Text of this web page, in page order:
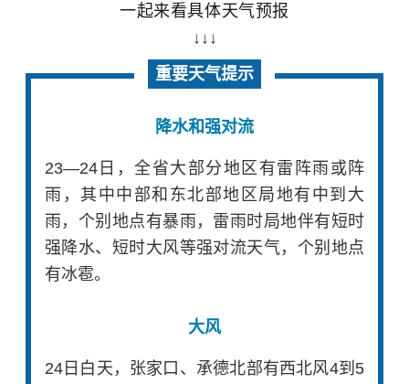
一起来看具体天气预报
↓↓↓
重要天气提示
降水和强对流
23—24日，全省大部分地区有雷阵雨或阵
雨，其中中部和东北部地区局地有中到大
雨，个别地点有暴雨，雷雨时局地伴有短时
强降水、短时大风等强对流天气，个别地点
有冰雹。
大风
24日白天，张家口、承德北部有西北风4到5